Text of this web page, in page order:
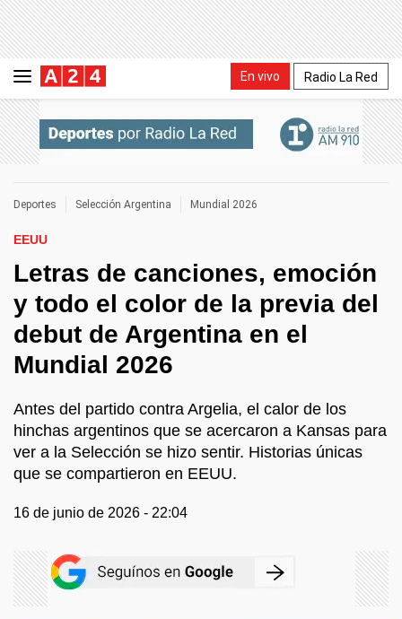
En vivo Radio La Red
Deportes Selección Argentina Mundial 2026
EEUU
Letras de canciones, emoción
y todo el color de la previa del
debut de Argentina en el
Mundial 2026
Antes del partido contra Argelia, el calor de los
hinchas argentinos que se acercaron a Kansas para
ver a la Selección se hizo sentir. Historias únicas
que se compartieron en EEUU.
16 de junio de 2026 - 22:04